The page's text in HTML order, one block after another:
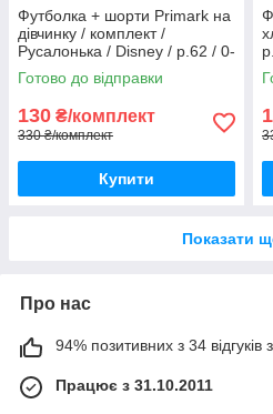
Футболка + шорти Primark на
дівчинку / комплект /
Русалонька / Disney / р.62 / 0-
3 місяці / більшомір
Готово до відправки
130 ₴/комплект
330 ₴/комплект
Купити
Показати
Про нас
94% позитивних з 34 відгуків
Працює з 31.10.2011